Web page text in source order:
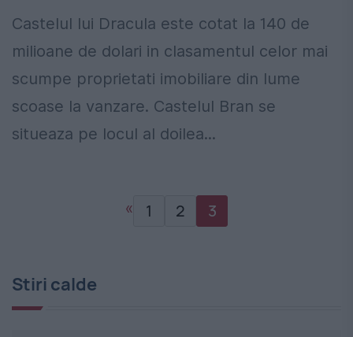
Castelul lui Dracula este cotat la 140 de
milioane de dolari in clasamentul celor mai
scumpe proprietati imobiliare din lume
scoase la vanzare. Castelul Bran se
situeaza pe locul al doilea...
« 1 2 3
Stiri calde